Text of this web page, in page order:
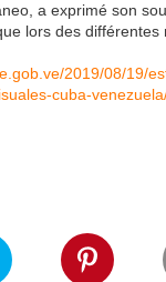
a exprimé son
lors des différentes
2019/08/19/
cuba-